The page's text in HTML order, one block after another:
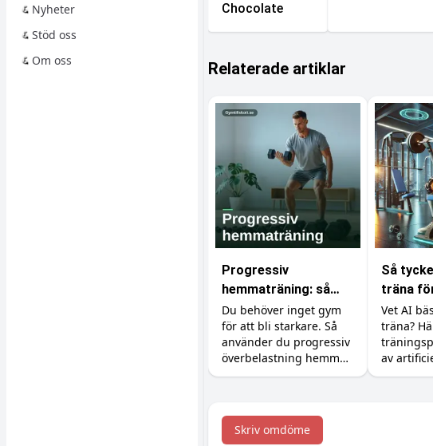
Nyheter
Stöd oss
Om oss
Chocolate
Relaterade artiklar
Progressiv
hemmaträning: så
bygger du muskler
utan gym
Du behöver inget gym
för att bli starkare. Så
använder du progressiv
överbelastning hemma
med hantlar,
tillskotten som stöttar
bygget.
Så
träna
muskler
Vet AI
träna?
av
Skriv omdöme